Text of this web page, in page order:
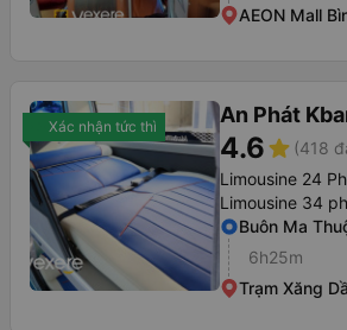
AEON Mall
Xác nhận tức thì An Phát
4.6star (418
Limousine 24
Limousine 34
Buôn Ma
6h25m
Trạm Xăng